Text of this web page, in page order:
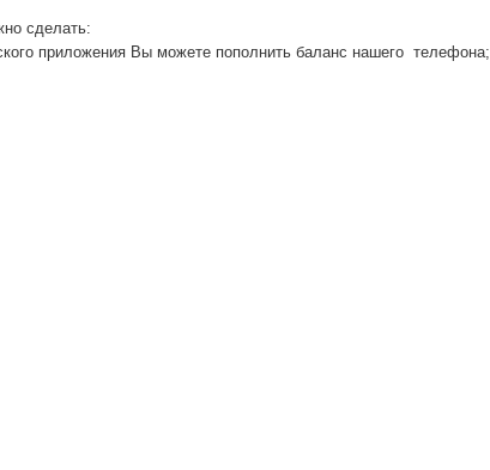
сделать:
приложения Вы можете пополнить баланс нашего телефона;